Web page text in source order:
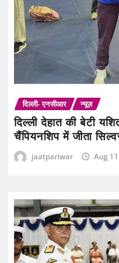
दिल्ली- एनसीआर न्यूज़
दिल्ली देहात की बेटी
चैंपियनशिप में जीता
jaatpariwar Aug